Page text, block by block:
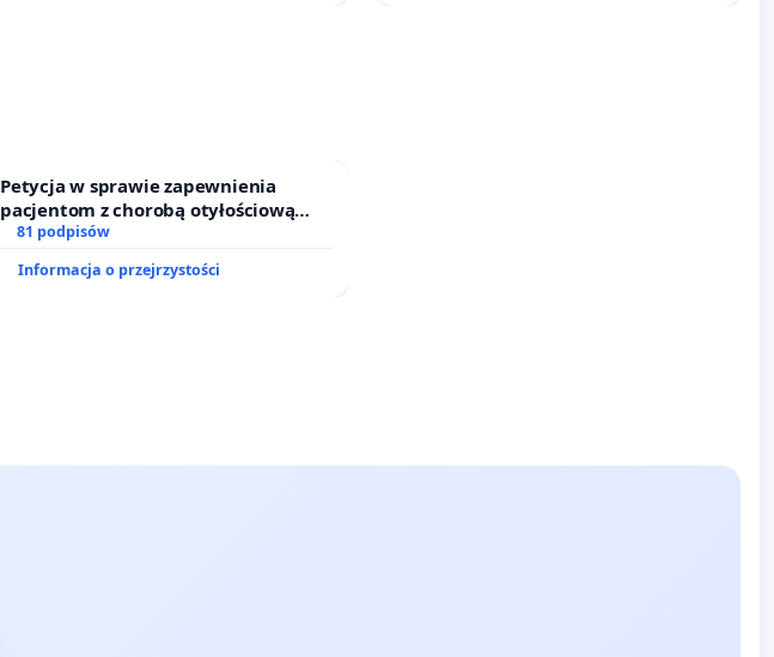
Petycja w sprawie zapewnienia
pacjentom z chorobą otyłościową
dostępu do kompleksowego leczenia
oraz programów profilaktycznych.
81 podpisów
Informacja o przejrzystości